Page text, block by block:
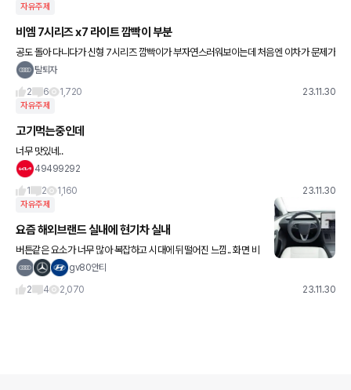
자유주제
비엠 7시리즈 x7 라이트 깜빡이 부분
공도 돌아 다니다가 신형 7시리즈 깜빡이가 부자연스러워보이는데 처음엔 이차가 문제가
있나 싶었는데 x7도 그러고 점멸할때 텀도 이상합니다. 원래 그런건가요?
탈퇴자
2
6 1,720 23.11.30
자유주제
고기먹는중인데
너무 맛있네..
49499292
1
2 1,160 23.11.30
자유주제
요즘 해외브랜드 실내에 현기차 실내
버튼같은 요소가 너무 많아 복잡하고 시대에 뒤떨어진 느낌.. 화면 비
율이 틱톡 유튜브 넷플을 보기에 안좋은 비율임
gv80안티
2
4 2,070 23.11.30